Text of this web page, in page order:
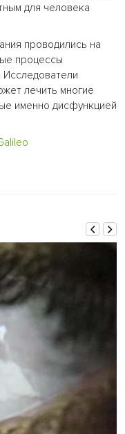
для человека
проводились на
процессы
Исследователи
лечить многие
именно дисфункцией